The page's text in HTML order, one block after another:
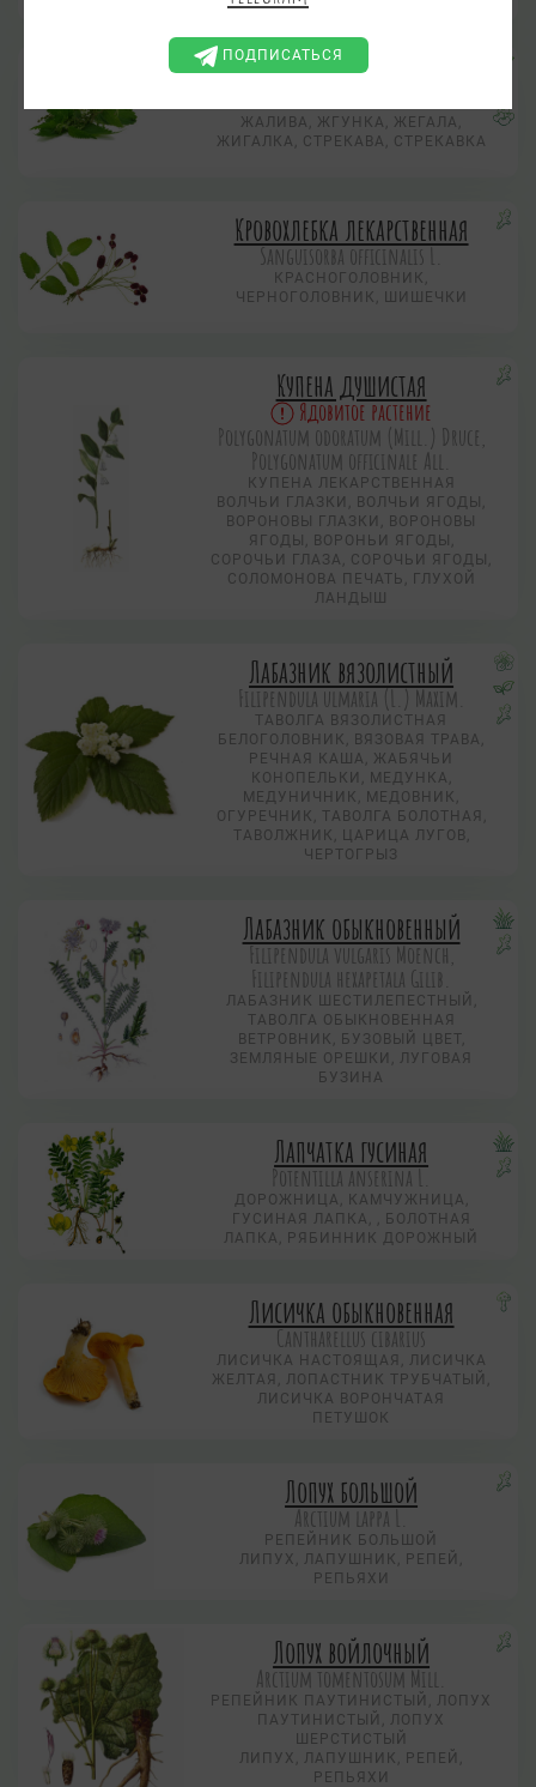
Крапива двудомная
ЖАЛИВА, ЖГУНКА, ЖЕГАЛА,
ЖИГАЛКА, СТРЕКАВА, СТРЕКАВКА
Кровохлебка лекарственная
Sanguisorba officinalis L.
КРАСНОГОЛОВНИК,
ЧЕРНОГОЛОВНИК, ШИШЕЧКИ
Купена душистая
Ядовитое растение
Polygonatum odoratum (Mill.) Druce,
Polygonatum officinale All.
КУПЕНА ЛЕКАРСТВЕННАЯ
ВОЛЧЬИ ГЛАЗКИ, ВОЛЧЬИ ЯГОДЫ,
ВОРОНОВЫ ГЛАЗКИ, ВОРОНОВЫ
ЯГОДЫ, ВОРОНЬИ ЯГОДЫ,
СОРОЧЬИ ГЛАЗА, СОРОЧЬИ ЯГОДЫ,
СОЛОМОНОВА ПЕЧАТЬ, ГЛУХОЙ
ЛАНДЫШ
Лабазник вязолистный
Filipendula ulmaria (L.) Maxim.
ТАВОЛГА ВЯЗОЛИСТНАЯ
БЕЛОГОЛОВНИК, ВЯЗОВАЯ ТРАВА,
РЕЧНАЯ КАША, ЖАБЯЧЬИ
КОНОПЕЛЬКИ, МЕДУНКА,
МЕДУНИЧНИК, МЕДОВНИК,
ОГУРЕЧНИК, ТАВОЛГА БОЛОТНАЯ,
ТАВОЛЖНИК, ЦАРИЦА ЛУГОВ,
ЧЕРТОГРЫЗ
Лабазник обыкновенный
Filipendula vulgaris Moench,
Filipendula hexapetala Gilib.
ЛАБАЗНИК ШЕСТИЛЕПЕСТНЫЙ,
ТАВОЛГА ОБЫКНОВЕННАЯ
ВЕТРОВНИК, БУЗОВЫЙ ЦВЕТ,
ЗЕМЛЯНЫЕ ОРЕШКИ, ЛУГОВАЯ
БУЗИНА
Лапчатка гусиная
Potentilla anserina L.
ДОРОЖНИЦА, КАМЧУЖНИЦА,
ГУСИНАЯ ЛАПКА, , БОЛОТНАЯ
ЛАПКА, РЯБИННИК ДОРОЖНЫЙ
Лисичка обыкновенная
Cantharellus cibarius
ЛИСИЧКА НАСТОЯЩАЯ, ЛИСИЧКА
ЖЕЛТАЯ, ЛОПАСТНИК ТРУБЧАТЫЙ,
ЛИСИЧКА ВОРОНЧАТАЯ
ПЕТУШОК
Лопух большой
Arctium lappa L.
РЕПЕЙНИК БОЛЬШОЙ
ЛИПУХ, ЛАПУШНИК, РЕПЕЙ,
РЕПЬЯХИ
Лопух войлочный
Arctium tomentosum Mill.
РЕПЕЙНИК ПАУТИНИСТЫЙ, ЛОПУХ
ПАУТИНИСТЫЙ, ЛОПУХ
ШЕРСТИСТЫЙ
ЛИПУХ, ЛАПУШНИК, РЕПЕЙ,
РЕПЬЯХИ
ПОДПИСАТЬСЯ